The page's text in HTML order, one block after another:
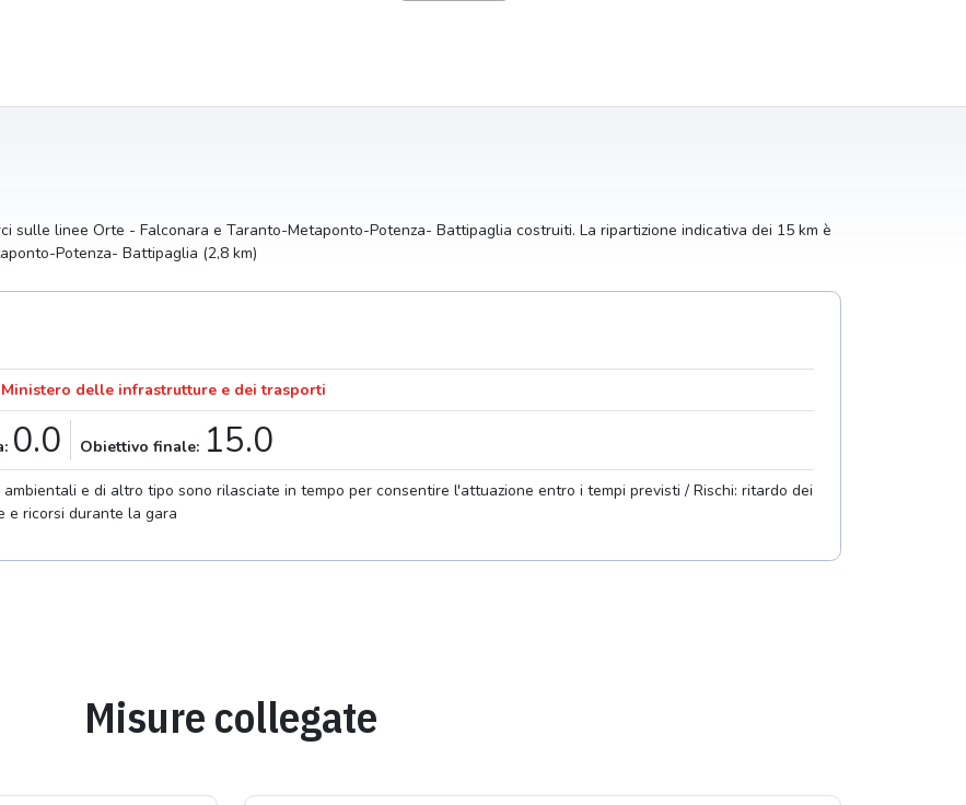
sulle linee Orte - Falconara e Taranto-Metaponto-Potenza- Battipaglia costruiti. La ripartizione indicativa dei 15 km è
Potenza- Battipaglia (2,8 km)
Ministero delle infrastrutture e dei trasporti
0.0 Obiettivo finale: 15.0
ambientali e di altro tipo sono rilasciate in tempo per consentire l'attuazione entro i tempi previsti / Rischi: ritardo dei
e ricorsi durante la gara
Misure collegate